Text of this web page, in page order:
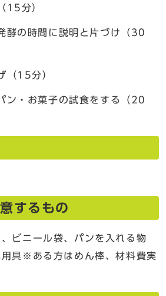
15分）
酵の時間に説明と片づけ（30
（15分）
ン・お菓子の試食をする（20
するもの
ビニール袋、パンを入れる物
用具※ある方はめん棒、材料費実